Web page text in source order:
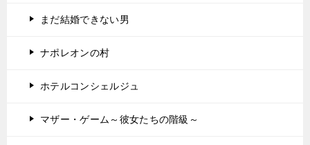
まだ結婚できない男
ナポレオンの村
ホテルコンシェルジュ
マザー・ゲーム～彼女たちの階級～